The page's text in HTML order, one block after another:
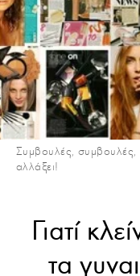
Συμβουλές, συμβουλές,
αλλάξει!
Γιατί
τα